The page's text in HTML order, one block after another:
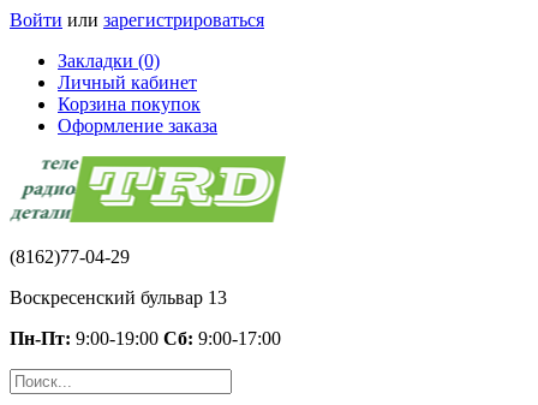
Войти или зарегистрироваться
Закладки (0)
Личный кабинет
Корзина покупок
Оформление заказа
(8162)77-04-29
Воскресенский бульвар 13
Пн-Пт: 9:00-19:00 Сб: 9:00-17:00